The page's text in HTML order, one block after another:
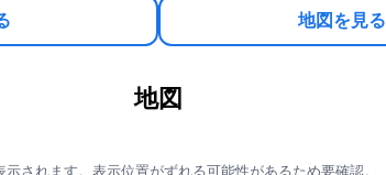
地図を見る
地図
されます。表示位置がずれる可能性があるため要確認。